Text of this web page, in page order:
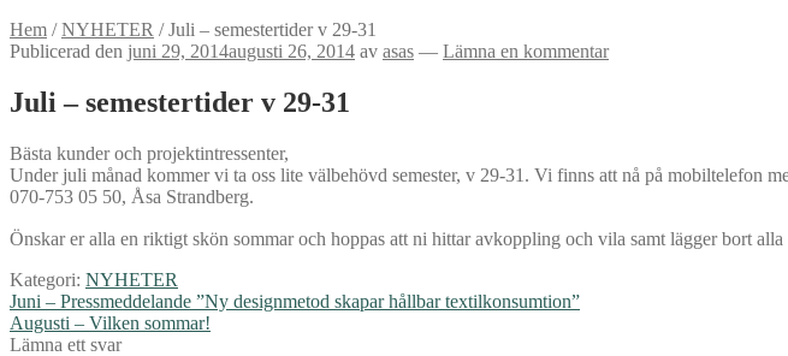
Hem /NYHETER /Juli – semestertider v 29-31
Publicerad den juni 29, 2014augusti 26, 2014 av asas — Lämna en kommentar
Juli – semestertider v 29-31
Bästa kunder och projektintressenter,
Under juli månad kommer vi ta oss lite välbehövd semester, v 29-31. Vi finns att nå på mobiltelefon
070-753 05 50, Åsa Strandberg.
Önskar er alla en riktigt skön sommar och hoppas att ni hittar avkoppling och vila samt lägger bort alla
Kategori: NYHETER
Inläggsnavigering
Föregående
inlägg:
Juni – Pressmeddelande ”Ny designmetod skapar hållbar textilkonsumtion”
Nästa
inlägg:
Augusti – Vilken sommar!
Lämna ett svar